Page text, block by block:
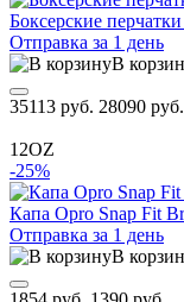
Боксерские
Отправка за 1 день
В
35113 руб. 28090 руб.
12OZ
-25%
Капа Opro Snap Fit
Отправка за 1 день
В